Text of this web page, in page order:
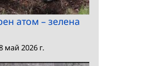
атом – зелена
май 2026 г.